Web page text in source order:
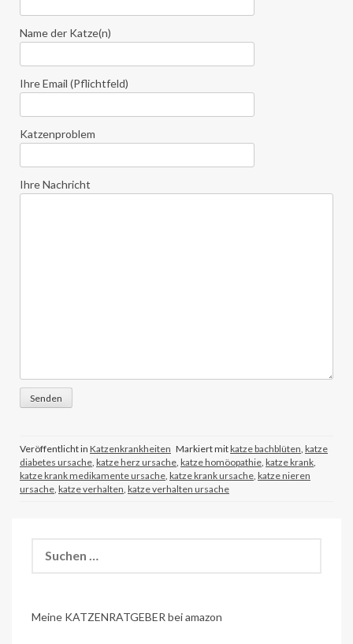
Name der Katze(n)
Ihre Email (Pflichtfeld)
Katzenproblem
Ihre Nachricht
Veröffentlicht in Katzenkrankheiten Markiert mitkatze bachblüten, katze
diabetes ursache, katze herz ursache, katze homöopathie, katze krank,
katze krank medikamente ursache, katze krank ursache, katze nieren
ursache, katze verhalten, katze verhalten ursache
nach:
Meine KATZENRATGEBER bei amazon